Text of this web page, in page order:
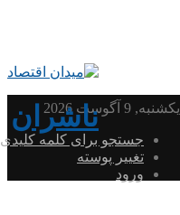
ناشران یکشنبه, 9 آگوست 2026
جستجو برای کلمه کلیدی
تغییر پوسته
ورود